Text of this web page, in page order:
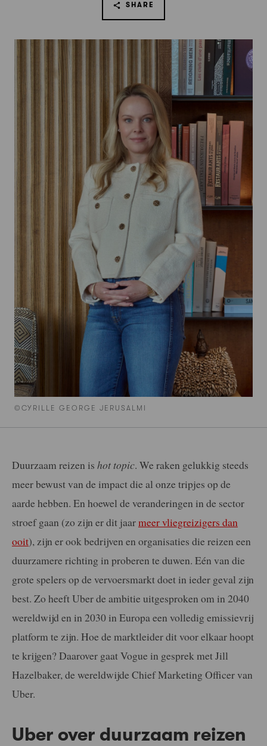
©CYRILLE GEORGE JERUSALMI
SHARE
Duurzaam reizen is hot topic. We raken gelukkig steeds
meer bewust van de impact die al onze tripjes op de
aarde hebben. En hoewel de veranderingen in de sector
stroef gaan (zo zijn er dit jaarmeer vliegreizigers dan
ooit), zijn er ook bedrijven en organisaties die reizen een
duurzamere richting in proberen te duwen. Eén van die
grote spelers op de vervoersmarkt doet in ieder geval zijn
best. Zo heeft Uber de ambitie uitgesproken om in 2040
wereldwijd en in 2030 in Europa een volledig emissievrij
platform te zijn. Hoe de marktleider dit voor elkaar hoopt
te krijgen? Daarover gaat Vogue in gesprek met Jill
Hazelbaker, de wereldwijde Chief Marketing Officer van
Uber.
Uber over duurzaam reizen